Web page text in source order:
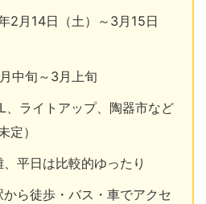
2月14日（土）～3月15日
中旬～3月上旬
、ライトアップ、陶器市など
定）
平日は比較的ゆったり
から徒歩・バス・車でアクセ